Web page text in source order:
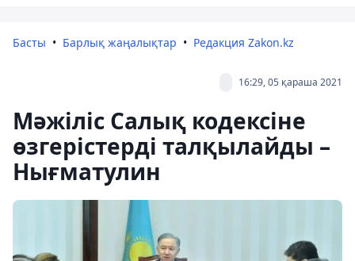
Басты Барлық жаңалықтар Редакция Zakon.kz
16:29, 05 қараша 2021
Мәжіліс Салық кодексіне
өзгерістерді талқылайды –
Нығматулин